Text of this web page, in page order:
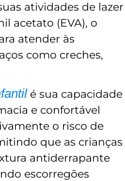
atividades de lazer
acetato (EVA), o
atender às
como creches,
é sua capacidade
e confortável
o risco de
que as crianças
antiderrapante
escorregões